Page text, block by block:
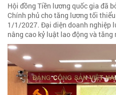
Hội đồng Tiền lương quốc gia đã
Chính phủ cho tăng lương tối
1/1/2027. Đại diện doanh nghiệp
nâng cao kỷ luật lao động và tăng